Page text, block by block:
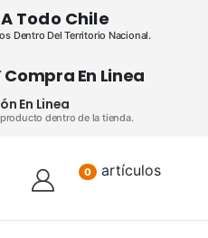
Todo Chile
Dentro Del Territorio Nacional.
Compra En Linea
En Linea
dentro de la tienda.
0 artículos